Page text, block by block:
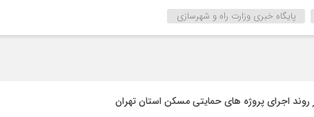
پایگاه خبری وزارت راه و شهرسازی
روند اجرای پروژه های حمایتی مسکن استان تهران